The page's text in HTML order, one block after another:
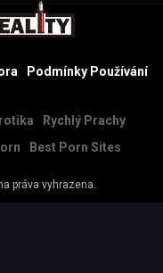
Podmínky Používání
Rychlý Prachy
Best Porn Sites
práva vyhrazena.